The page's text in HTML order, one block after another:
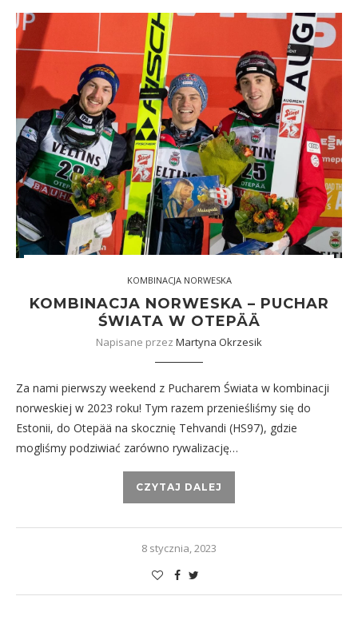
KOMBINACJA NORWESKA
KOMBINACJA NORWESKA – PUCHAR
ŚWIATA W OTEPÄÄ
Napisane przez Martyna Okrzesik
Za nami pierwszy weekend z Pucharem Świata w kombinacji
norweskiej w 2023 roku! Tym razem przenieśliśmy się do
Estonii, do Otepää na skocznię Tehvandi (HS97), gdzie
mogliśmy podziwiać zarówno rywalizację…
CZYTAJ DALEJ
8 stycznia, 2023